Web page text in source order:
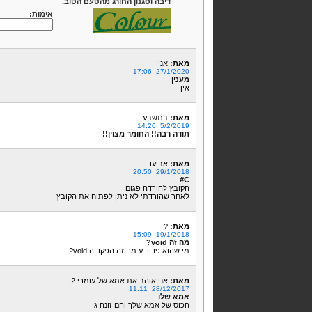
אימות:
מאת: אני
27/1/2020 17:06
מענין
אין
מאת: בתשבע
5/2/2019 14:20
תודה רבה!! החומר מצוין!!
מאת: אביעד
29/1/2018 20:50
C#
הקובץ להורדה פגום
לאחר שהורדתי לא ניתן לפתוח את הקובץ
מאת: ?
19/1/2018 15:09
מה זה void?
מי שהוא פו יודע מה זה הפקודה void?
מאת: אני אוהב את אמא של עומרי 2
28/12/2017 11:11
אמא שלו
הכוס של אמא שלך והם זונה ג